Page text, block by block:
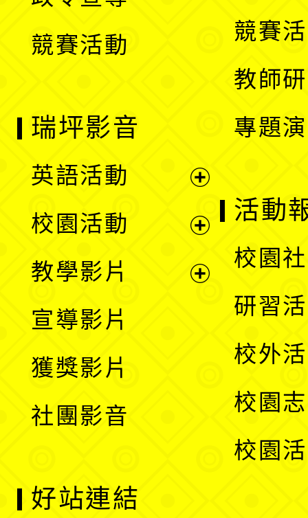
競賽活動
競賽
教師
專題
瑞坪影音
英語活動
選
校園活動
教學影片
宣導影片
獲獎影片
社團影音
活動
校園
研習
校外
校園
校園
好站連結